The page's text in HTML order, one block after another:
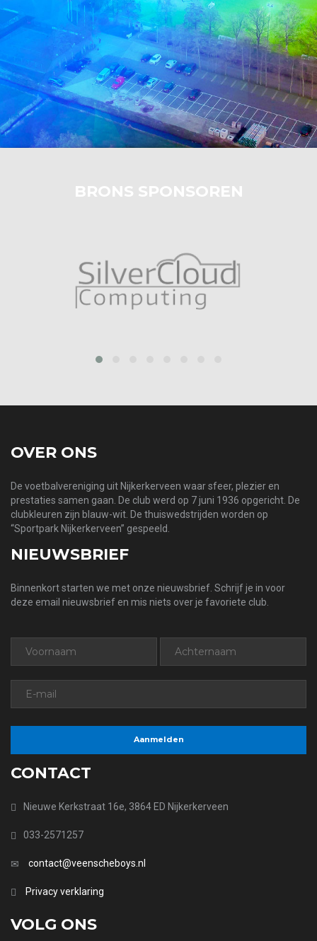
BRONS SPONSOREN
OVER ONS
De voetbalvereniging uit Nijkerkerveen waar sfeer, plezier en
prestaties samen gaan. De club werd op 7 juni 1936 opgericht. De
clubkleuren zijn blauw-wit. De thuiswedstrijden worden op
“Sportpark Nijkerkerveen” gespeeld.
NIEUWSBRIEF
Binnenkort starten we met onze nieuwsbrief. Schrijf je in voor
deze email nieuwsbrief en mis niets over je favoriete club.
CONTACT
Nieuwe Kerkstraat 16e, 3864 ED Nijkerkerveen
033-2571257
contact@veenscheboys.nl
Privacy verklaring
VOLG ONS